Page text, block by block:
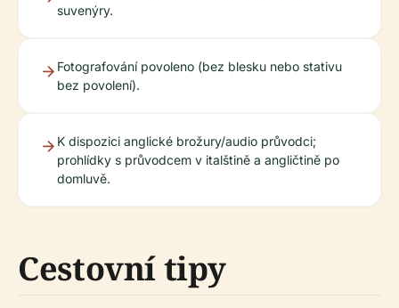
suvenýry.
Fotografování povoleno (bez blesku nebo stativu
bez povolení).
K dispozici anglické brožury/audio průvodci;
prohlídky s průvodcem v italštině a angličtině po
domluvě.
Cestovní tipy